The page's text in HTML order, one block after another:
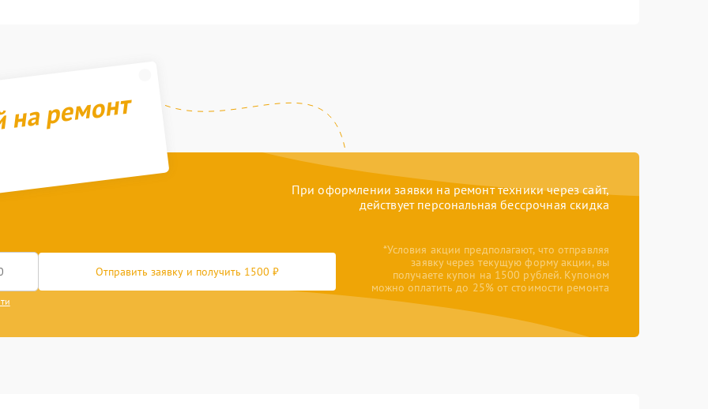
ремонт
При оформлении заявки на ремонт техники через сайт,
действует персональная бессрочная скидка
Отправить заявку и получить 1500 ₽
*Условия акции предполагают, что отправляя
заявку через текущую форму акции, вы
получаете купон на 1500 рублей. Купоном
можно оплатить до 25% от стоимости ремонта